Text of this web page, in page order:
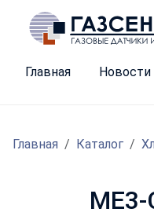
Главная Новости
Главная Каталог